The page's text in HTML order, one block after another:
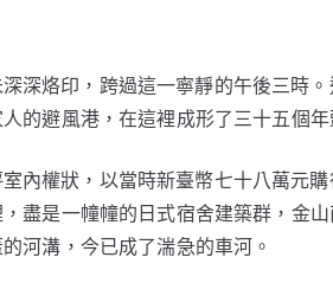
深烙印，跨過這一寧靜的午後三時。
的避風港，在這裡成形了三十五個年
內權狀，以當時新臺幣七十八萬元
盡是一幢幢的日式宿舍建築群，金山
河溝，今已成了湍急的車河。